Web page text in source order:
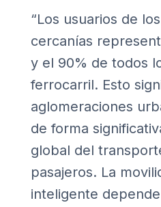
“Los usuarios de
cercanías
y el 90% de todos
ferrocarril. Esto
aglomeraciones
de forma
global del
pasajeros. La
inteligente